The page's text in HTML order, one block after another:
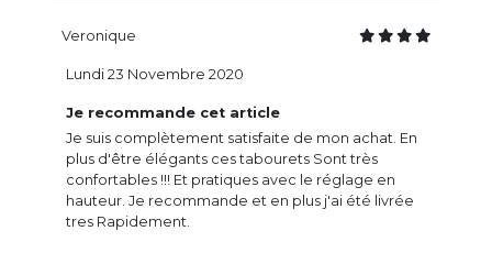
Veronique
Je recommande cet article
Je suis complètement satisfaite de mon achat. En
plus d'être élégants ces tabourets Sont très
confortables !!! Et pratiques avec le réglage en
hauteur. Je recommande et en plus j'ai été livrée
tres Rapidement.
Lundi 23 Novembre 2020